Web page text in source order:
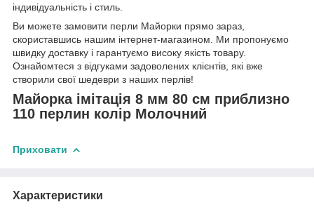
індивідуальність і стиль.
Ви можете замовити перли Майорки прямо зараз,
скориставшись нашим інтернет-магазином. Ми пропонуємо
швидку доставку і гарантуємо високу якість товару.
Ознайомтеся з відгуками задоволених клієнтів, які вже
створили свої шедеври з наших перлів!
Майорка імітація 8 мм 80 см приблизно
110 перлин колір Молочний
Приховати
Характеристики